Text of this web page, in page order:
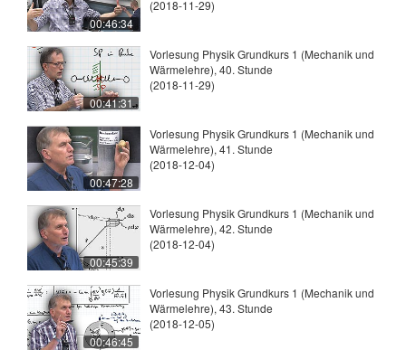
00:46:34
(2018-11-29)
00:41:31
Vorlesung Physik Grundkurs 1 (Mechanik und
Wärmelehre), 40. Stunde
(2018-11-29)
00:47:28
Vorlesung Physik Grundkurs 1 (Mechanik und
Wärmelehre), 41. Stunde
(2018-12-04)
00:45:39
Vorlesung Physik Grundkurs 1 (Mechanik und
Wärmelehre), 42. Stunde
(2018-12-04)
00:46:45
Vorlesung Physik Grundkurs 1 (Mechanik und
Wärmelehre), 43. Stunde
(2018-12-05)